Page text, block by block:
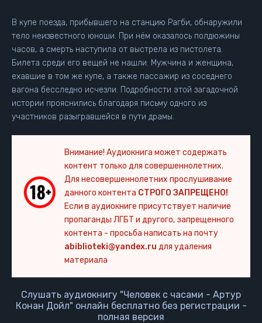
В купе поезда, прибывшего на станцию Рагби, обнаружили
тело неизвестного юноши. При нём оказалось полдюжины
часов, а смерть наступила от выстрела из пистолета.
Билета среди его вещей не нашли. Мужчина и женщина,
ехавшие в том же купе, а также пассажир из соседнего
вагона бесследно исчезли. Подробности этой загадочной
истории прояснились благодаря письму одного из
участников разыгравшейся в пути драмы.
Внимание! Аудиокнига может содержать
контент только для совершеннолетних.
Для несовершеннолетних прослушивание
данного контента СТРОГО ЗАПРЕЩЕНО!
Если в аудиокниге присутствует наличие
пропаганды ЛГБТ и другого, запрещенного
контента - просьба написать на почту
abiblioteki@yandex.ru для удаления
материала
Слушать аудиокнигу "Человек с часами - Артур
Конан Дойл" онлайн бесплатно без регистрации -
полная версия